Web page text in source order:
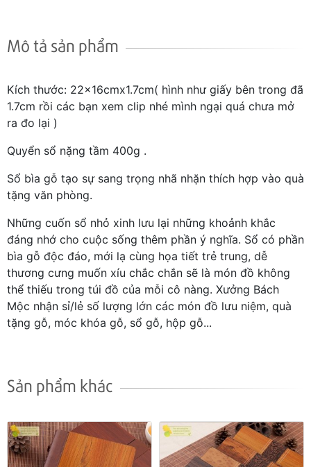
Mô tả sản phẩm
Kích thước: 22x16cmx1.7cm( hình như giấy bên trong đã
1.7cm rồi các bạn xem clip nhé mình ngại quá chưa mở
ra đo lại )
Quyển sổ nặng tầm 400g .
Sổ bìa gỗ tạo sự sang trọng nhã nhặn thích hợp vào quà
tặng văn phòng.
Những cuốn sổ nhỏ xinh lưu lại những khoảnh khắc
đáng nhớ cho cuộc sống thêm phần ý nghĩa. Sổ có phần
bìa gỗ độc đáo, mới lạ cùng họa tiết trẻ trung, dễ
thương cưng muốn xíu chắc chắn sẽ là món đồ không
thể thiếu trong túi đồ của mỗi cô nàng. Xưởng Bách
Mộc nhận sỉ/lẻ số lượng lớn các món đồ lưu niệm, quà
tặng gỗ, móc khóa gỗ, sổ gỗ, hộp gỗ...
Sản phẩm khác